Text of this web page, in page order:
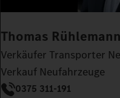
Thomas Rühlemann
Verkäufer Transporter
Verkauf Neufahrzeuge
0375 311-191